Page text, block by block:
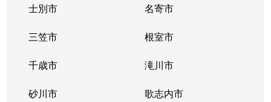
士別市 名寄市
三笠市 根室市
千歳市 滝川市
砂川市 歌志内市